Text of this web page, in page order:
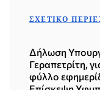
ΣΧΕΤΙΚΌ
Δήλωση
Γεραπετρίτη,
φύλλο